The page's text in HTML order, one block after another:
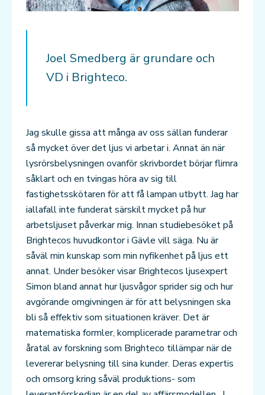
Joel Smedberg är grundare och
VD i Brighteco.
Jag skulle gissa att många av oss sällan funderar
så mycket över det ljus vi arbetar i. Annat än när
lysrörsbelysningen ovanför skrivbordet börjar flimra
såklart och en tvingas höra av sig till
fastighetsskötaren för att få lampan utbytt. Jag har
iallafall inte funderat särskilt mycket på hur
arbetsljuset påverkar mig. Innan studiebesöket på
Brightecos huvudkontor i Gävle vill säga. Nu är
såväl min kunskap som min nyfikenhet på ljus ett
annat. Under besöker visar Brightecos ljusexpert
Simon bland annat hur ljusvågor sprider sig och hur
avgörande omgivningen är för att belysningen ska
bli så effektiv som situationen kräver. Det är
matematiska formler, komplicerade parametrar och
åratal av forskning som Brighteco tillämpar när de
levererar belysning till sina kunder. Deras expertis
och omsorg kring såväl produktions- som